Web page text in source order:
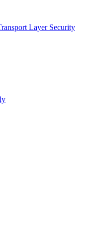
Layer Security